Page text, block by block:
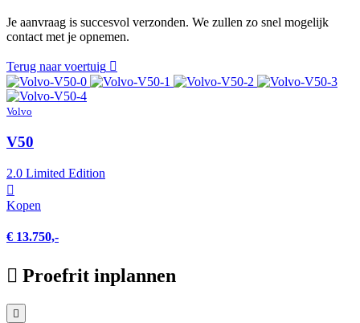
Je aanvraag is succesvol verzonden. We zullen zo snel mogelijk
contact met je opnemen.
Terug naar voertuig
Volvo
V50
2.0 Limited Edition
Kopen
€ 13.750,-
Proefrit inplannen